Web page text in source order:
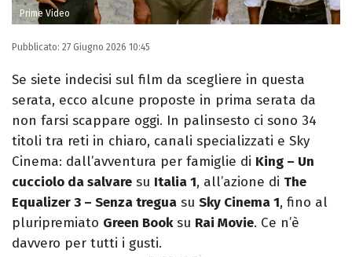
Prime Video
Pubblicato: 27 Giugno 2026 10:45
Se siete indecisi sul film da scegliere in questa
serata, ecco alcune proposte in prima serata da
non farsi scappare oggi. In palinsesto ci sono 34
titoli tra reti in chiaro, canali specializzati e Sky
Cinema: dall’avventura per famiglie di King – Un
cucciolo da salvare su Italia 1, all’azione di The
Equalizer 3 – Senza tregua su Sky Cinema 1, fino al
pluripremiato Green Booksu Rai Movie. Ce n’è
davvero per tutti i gusti.